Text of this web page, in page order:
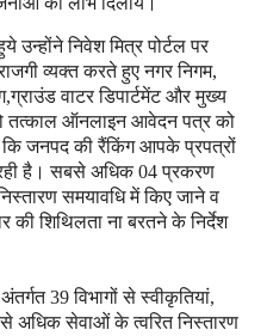
उन्होंने निवेश मित्र पोर्टल पर
व्यक्त करते हुए नगर निगम,
वाटर डिपार्टमेंट और मुख्य
तत्काल ऑनलाइन आवेदन पत्र को
कि जनपद की रैंकिंग आपके प्रपत्रों
है। सबसे अधिक 04 प्रकरण
समयावधि में किए जाने व
की शिथिलता ना बरतने के निर्देश
39 विभागों से स्वीकृतियां,
अधिक सेवाओं के त्वरित निस्तारण